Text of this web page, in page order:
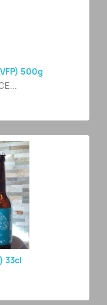
500g
33cl